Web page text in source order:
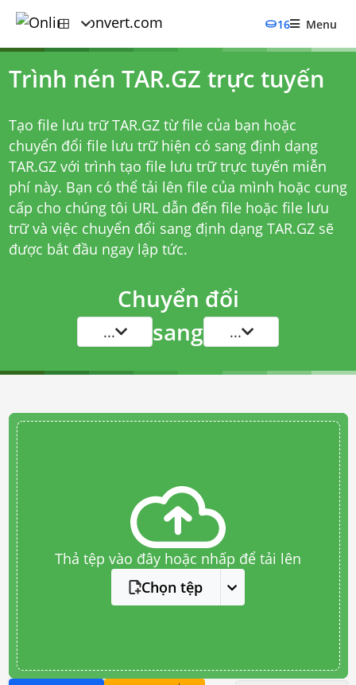
16 Menu
Trình nén TAR.GZ trực tuyến
Tạo file lưu trữ TAR.GZ từ file của bạn hoặc
chuyển đổi file lưu trữ hiện có sang định dạng
TAR.GZ với trình tạo file lưu trữ trực tuyến miễn
phí này. Bạn có thể tải lên file của mình hoặc cung
cấp cho chúng tôi URL dẫn đến file hoặc file lưu
trữ và việc chuyển đổi sang định dạng TAR.GZ sẽ
được bắt đầu ngay lập tức.
Chuyển đổi
... sang ...
Thả tệp vào đây hoặc nhấp để tải lên
Chọn tệp